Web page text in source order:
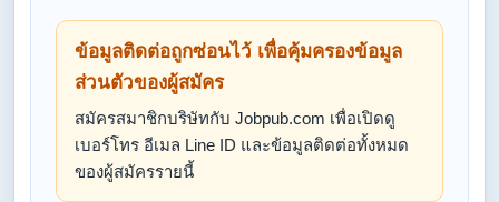
ข้อมูลติดต่อถูกซ่อนไว้ เพื่อคุ้มครองข้อมูล
ส่วนตัวของผู้สมัคร
สมัครสมาชิกบริษัทกับ Jobpub.com เพื่อเปิดดู
เบอร์โทร อีเมล Line ID และข้อมูลติดต่อทั้งหมด
ของผู้สมัครรายนี้